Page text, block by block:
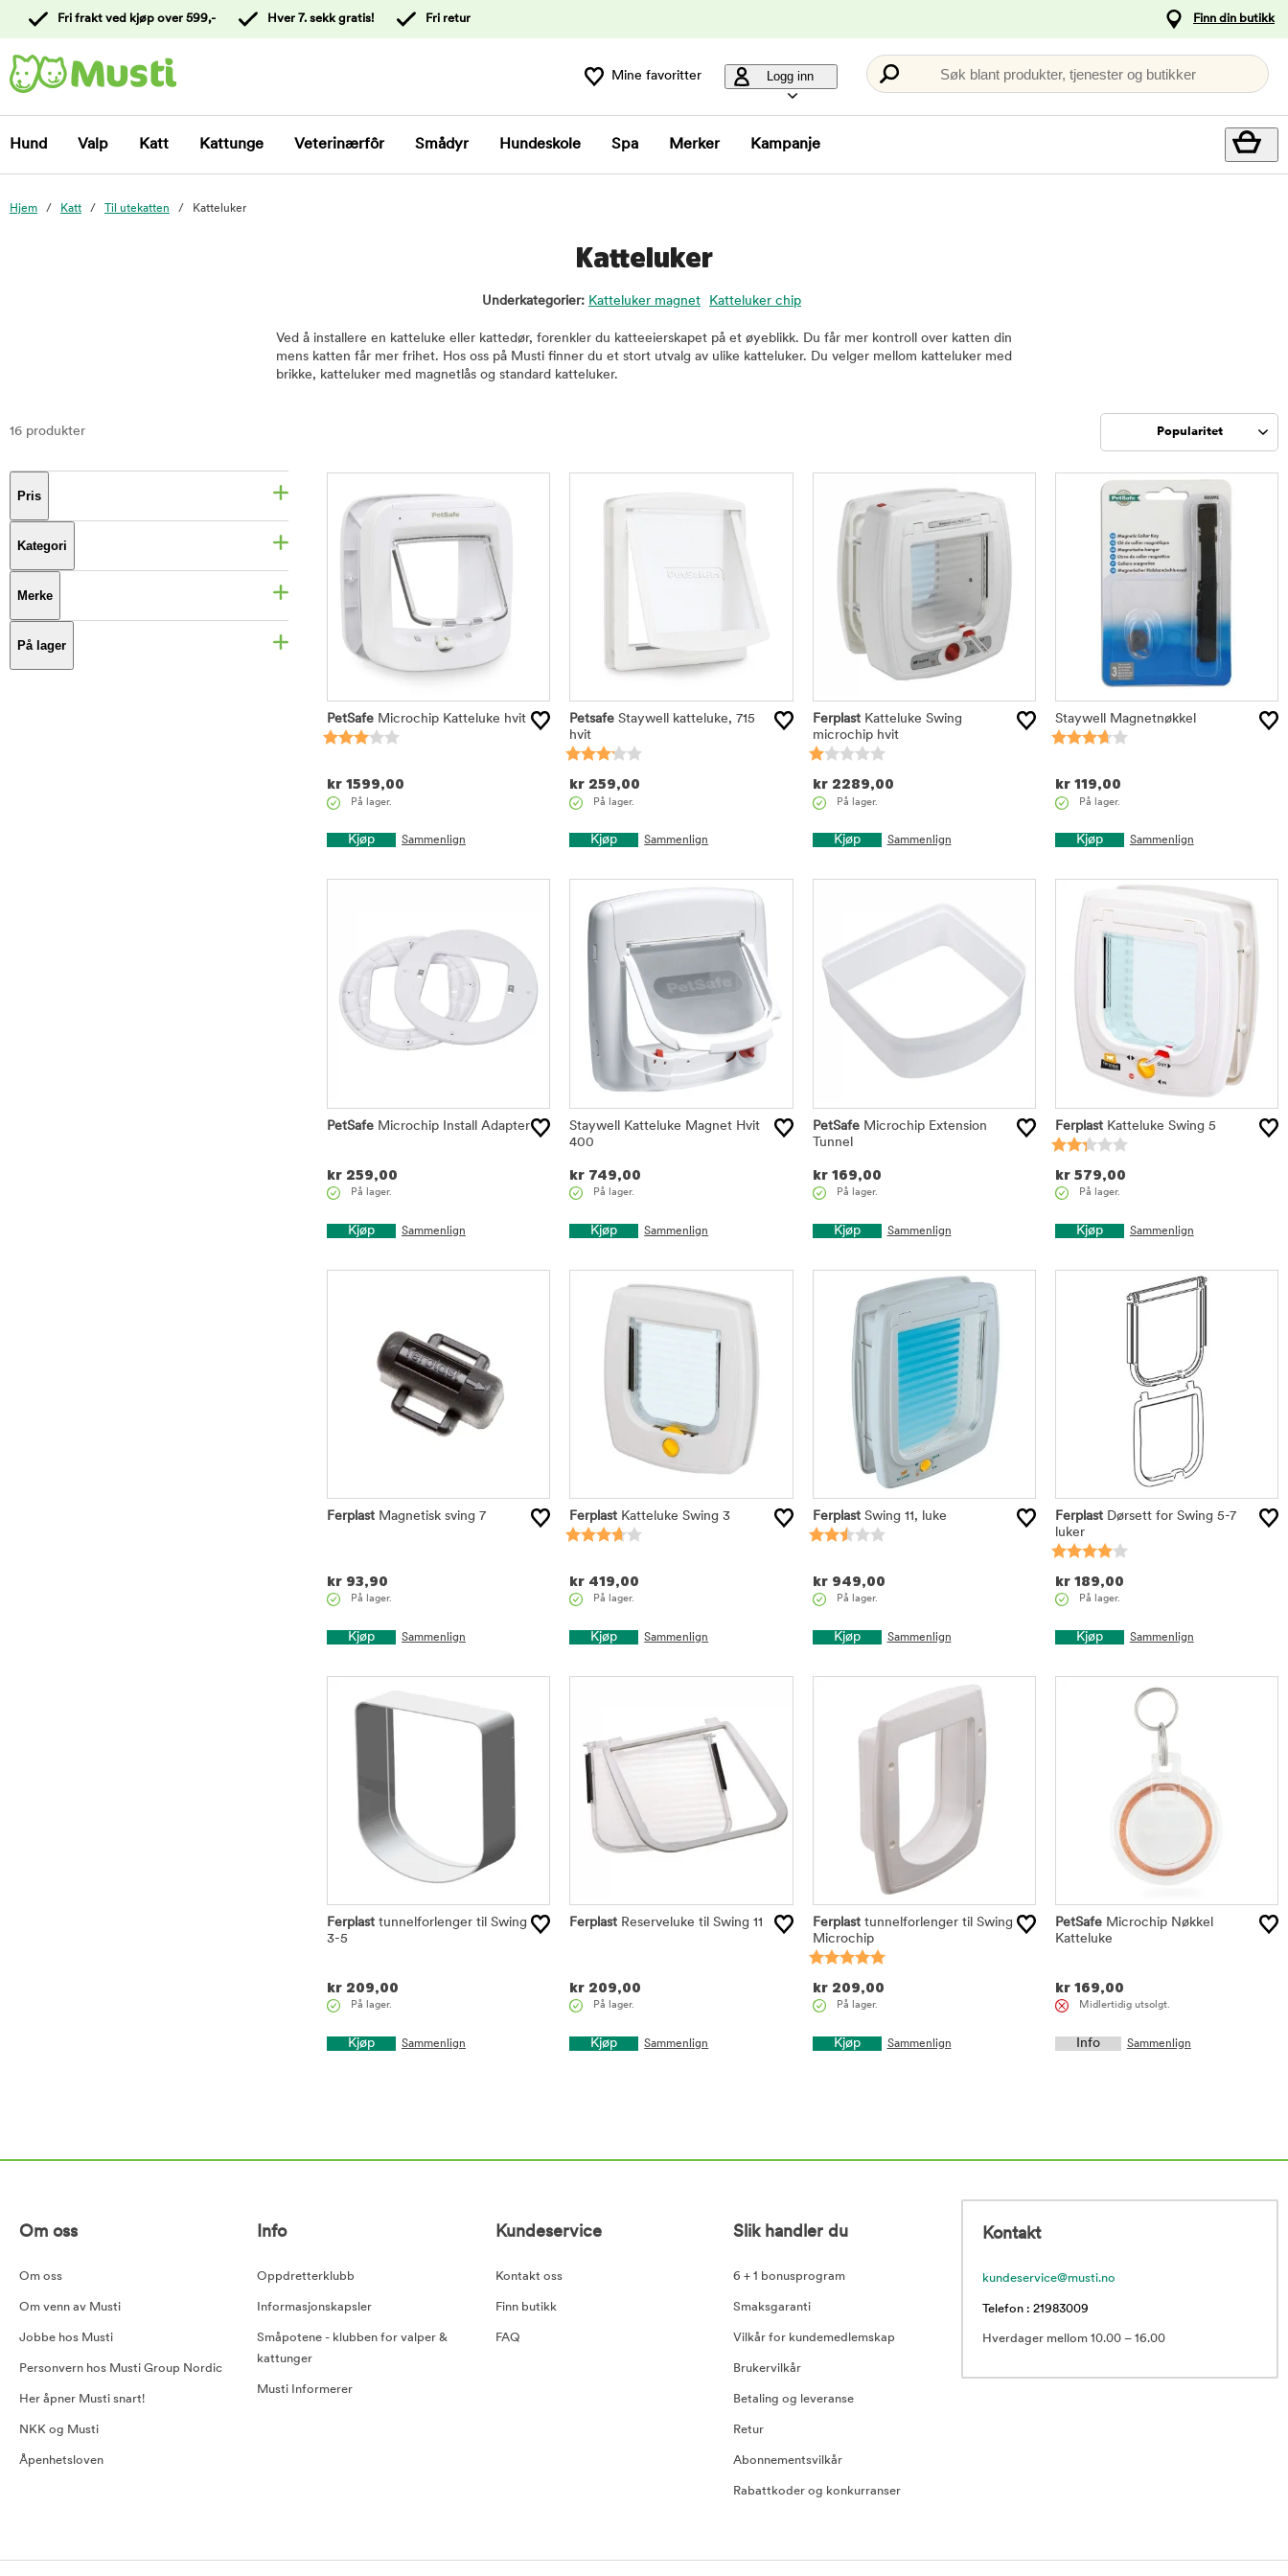
kundeservice
Fri frakt ved kjøp over 599,- Hver 7. sekk gratis! Fri retur Finn din butikk
Mine favoritter Logg inn Søk blant produkter, tjenester og butikker
Hund Valp Katt Kattunge Veterinærfôr Smådyr Hundeskole Spa Merker Kampanje
Hjem Katt Til utekatten Katteluker
Katteluker
Underkategorier: Katteluker magnet Katteluker chip
Ved å installere en katteluke eller kattedør, forenkler du katteeierskapet på et øyeblikk. Du får mer kontroll over katten din
mens katten får mer frihet. Hos oss på Musti finner du et stort utvalg av ulike katteluker. Du velger mellom katteluker med
brikke, katteluker med magnetlås og standard katteluker.
16 produkter
Pris
Kategori
Merke
På lager
Popularitet
PetSafe Microchip Katteluke hvit
kr 1599,00
På lager.
Kjøp Sammenlign
Petsafe Staywell katteluke, 715
hvit
kr 259,00
På lager.
Kjøp Sammenlign
FerplastKatteluke Swing
microchip hvit
kr 2289,00
På lager.
Kjøp Sammenlign
Staywell Magnetnøkkel
kr 119,00
På lager.
Kjøp Sammenlign
PetSafe Microchip Install Adapter
kr 259,00
På lager.
Kjøp Sammenlign
Staywell Katteluke Magnet Hvit
400
kr 749,00
På lager.
Kjøp Sammenlign
PetSafeMicrochip Extension
Tunnel
kr 169,00
På lager.
Kjøp Sammenlign
FerplastKatteluke Swing 5
kr 579,00
På lager.
Kjøp Sammenlign
Ferplast Magnetisk sving 7
kr 93,90
På lager.
Kjøp Sammenlign
Ferplast Katteluke Swing 3
kr 419,00
På lager.
Kjøp Sammenlign
FerplastSwing 11, luke
kr 949,00
På lager.
Kjøp Sammenlign
FerplastDørsett for Swing 5-7
luker
kr 189,00
På lager.
Kjøp Sammenlign
Ferplast tunnelforlenger til Swing
3-5
kr 209,00
På lager.
Kjøp Sammenlign
Ferplast Reserveluke til Swing 11
kr 209,00
På lager.
Kjøp Sammenlign
Ferplasttunnelforlenger til Swing
Microchip
kr 209,00
På lager.
Kjøp Sammenlign
PetSafeMicrochip Nøkkel
Katteluke
kr 169,00
Midlertidig utsolgt.
Info Sammenlign
Om oss
Om oss
Om venn av Musti
Jobbe hos Musti
Personvern hos Musti Group Nordic
Her åpner Musti snart!
NKK og Musti
Åpenhetsloven
Info
Oppdretterklubb
Informasjonskapsler
Småpotene - klubben for valper &
kattunger
Musti Informerer
Kundeservice
Kontakt oss
Finn butikk
FAQ
Slik handler du
6 + 1 bonusprogram
Smaksgaranti
Vilkår for kundemedlemskap
Brukervilkår
Betaling og leveranse
Retur
Abonnementsvilkår
Rabattkoder og konkurranser
Kontakt
kundeservice@musti.no
Telefon : 21983009
Hverdager mellom 10.00 – 16.00